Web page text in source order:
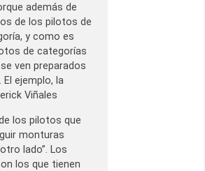
además de
de los pilotos de
y como es
de categorías
ven preparados
ejemplo, la
Viñales
los pilotos que
monturas
lado”. Los
los que tienen